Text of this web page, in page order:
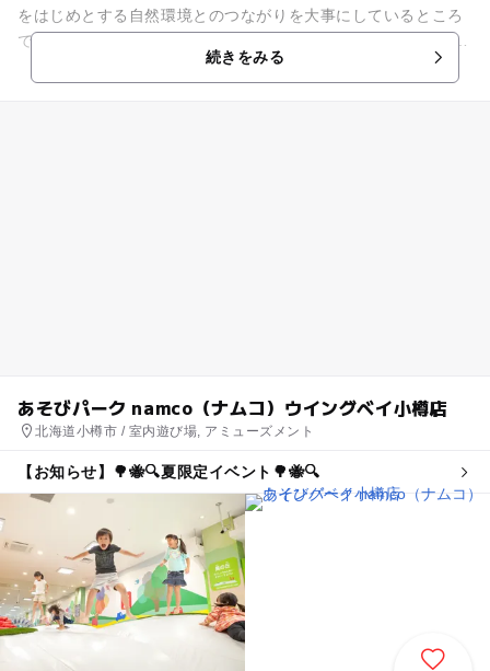
をはじめとする自然環境とのつながりを大事にしているところ
です。 施設内は、ツリーハウスや洞窟など遊び心あふれる庭園
続きをみる
あそびパーク namco（ナムコ）ウイングベイ小樽店
北海道小樽市 / 室内遊び場, アミューズメント
【お知らせ】🌳🐝🔍夏限定イベント🌳🐝🔍